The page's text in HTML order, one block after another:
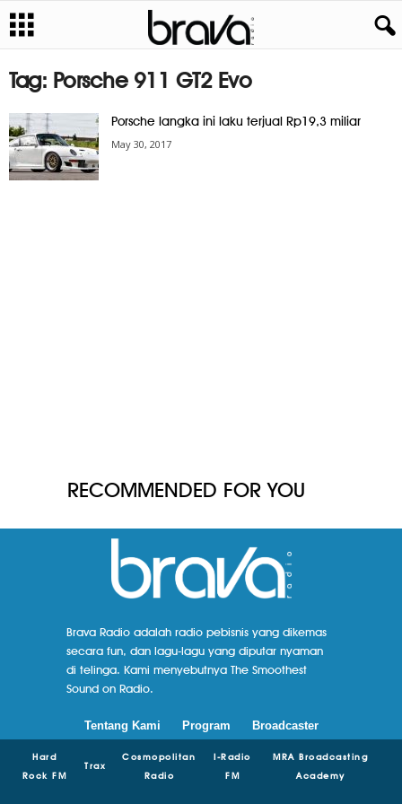
Tag: Porsche 911 GT2 Evo
Porsche langka ini laku terjual Rp19,3 miliar
May 30, 2017
RECOMMENDED FOR YOU
Brava Radio adalah radio pebisnis yang dikemas
secara fun, dan lagu-lagu yang diputar nyaman
di telinga. Kami menyebutnya The Smoothest
Sound on Radio.
Tentang Kami Program Broadcaster
Hard
Rock FM
Trax
Cosmopolitan
Radio
I-Radio
FM
MRA Broadcasting
Academy